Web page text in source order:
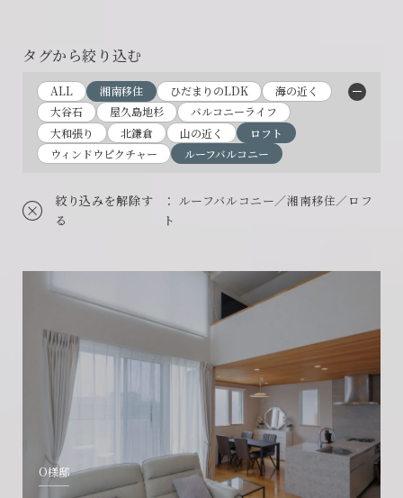
タグから絞り込む
ALL 湘南移住 ひだまりのLDK
海の近く
大谷石
屋久島地杉
バルコニーライフ
大和張り
北鎌倉 山の近く
ロフト
ウィンドウピクチャー
ルーフバルコニー
絞り込みを解除す
る
： ルーフバルコニー／湘南移住／ロフ
ト
O様邸